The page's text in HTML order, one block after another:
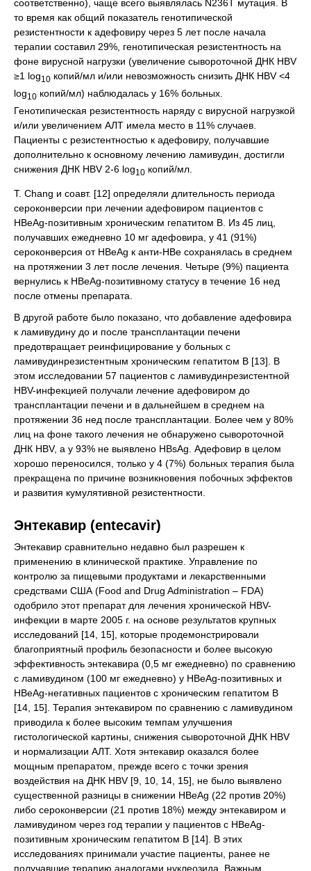
соответственно), чаще всего выявлялась N236T мутация. В
то время как общий показатель генотипической
резистентности к адефовиру через 5 лет после начала
терапии составил 29%, генотипическая резистентность на
фоне вирусной нагрузки (увеличение сывороточной ДНК HBV
≥1 log10 копий/мл и/или невозможность снизить ДНК HBV <4
log10 копий/мл) наблюдалась у 16% больных.
Генотипическая резистентность наряду с вирусной нагрузкой
и/или увеличением АЛТ имела место в 11% случаев.
Пациенты с резистентностью к адефовиру, получавшие
дополнительно к основному лечению ламивудин, достигли
снижения ДНК HBV 2-6 log10 копий/мл.
Т. Chang и соавт. [12] определяли длительность периода
сероконверсии при лечении адефовиром пациентов с
HBeAg-позитивным хроническим гепатитом В. Из 45 лиц,
получавших ежедневно 10 мг адефовира, у 41 (91%)
сероконверсия от HBeAg к анти-HBe сохранялась в среднем
на протяжении 3 лет после лечения. Четыре (9%) пациента
вернулись к HBeAg-позитивному статусу в течение 16 нед
после отмены препарата.
В другой работе было показано, что добавление адефовира
к ламивудину до и после трансплантации печени
предотвращает реинфицирование у больных с
ламивудинрезистентным хроническим гепатитом В [13]. В
этом исследовании 57 пациентов с ламивудинрезистентной
HBV-инфекцией получали лечение адефовиром до
трансплантации печени и в дальнейшем в среднем на
протяжении 36 нед после трансплантации. Более чем у 80%
лиц на фоне такого лечения не обнаружено сывороточной
ДНК HBV, а у 93% не выявлено HBsAg. Адефовир в целом
хорошо переносился, только у 4 (7%) больных терапия была
прекращена по причине возникновения побочных эффектов
и развития кумулятивной резистентности.
Энтекавир (entecavir)
Энтекавир сравнительно недавно был разрешен к
применению в клинической практике. Управление по
контролю за пищевыми продуктами и лекарственными
средствами США (Food and Drug Administration – FDA)
одобрило этот препарат для лечения хронической HBV-
инфекции в марте 2005 г. на основе результатов крупных
исследований [14, 15], которые продемонстрировали
благоприятный профиль безопасности и более высокую
эффективность энтекавира (0,5 мг ежедневно) по сравнению
с ламивудином (100 мг ежедневно) у HBeAg-позитивных и
HBeAg-негативных пациентов с хроническим гепатитом В
[14, 15]. Терапия энтекавиром по сравнению с ламивудином
приводила к более высоким темпам улучшения
гистологической картины, снижения сывороточной ДНК HBV
и нормализации АЛТ. Хотя энтекавир оказался более
мощным препаратом, прежде всего с точки зрения
воздействия на ДНК HBV [9, 10, 14, 15], не было выявлено
существенной разницы в снижении HBeAg (22 против 20%)
либо сероконверсии (21 против 18%) между энтекавиром и
ламивудином через год терапии у пациентов с HBeAg-
позитивным хроническим гепатитом В [14]. В этих
исследованиях принимали участие пациенты, ранее не
получавшие терапию аналогами нуклеозида. Важным